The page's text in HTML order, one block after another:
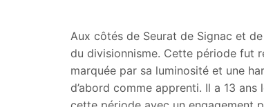
Aux côtés de Seurat de Signac et
du divisionnisme. Cette période fut
marquée par sa luminosité et une
d’abord comme apprenti. Il a 13